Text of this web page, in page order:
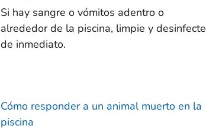
Si hay sangre o vómitos adentro o
alrededor de la piscina, limpie y desinfecte
de inmediato.
Cómo responder a un animal muerto en la
piscina